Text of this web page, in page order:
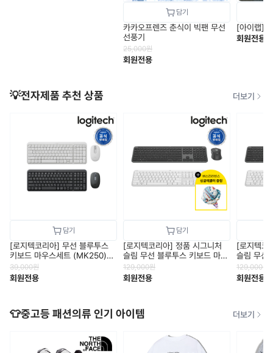
카카오프렌즈 춘식이 빅팬 무선
선풍기
25,000원
회원전용
[아이랩]
회원전용
💡전자제품 추천 상품 더보기
[로지텍코리아] 무선 블루투스
키보드 마우스세트 (MK250)
무선콤보/수신기미포함
39,000원
회원전용
[로지텍코리아] 정품 시그니처
슬림 무선 블루투스 키보드 마우
스 세트 (MK950)
129,000원
회원전용
[로지텍코
슬림 무선
스 세트
129,000원
회원전용
👕중고등 패션의류 인기 아이템 더보기